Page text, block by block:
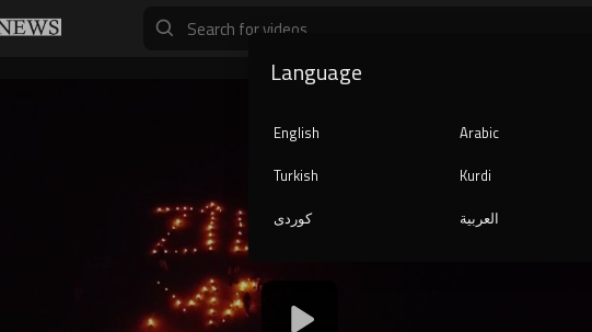
Language
English
Arabic
Turkish
Kurdi
کوردی
العربية